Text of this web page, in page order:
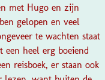
met Hugo en zijn
gelopen en veel
te wachten staat
heel erg boeiend
reisboek, er staan ook